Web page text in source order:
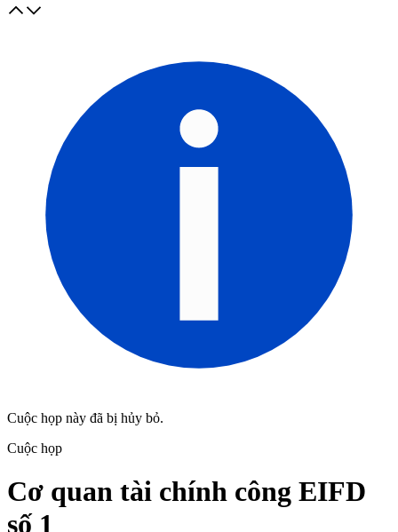
Cuộc họp này đã bị hủy bỏ.
Cuộc họp
Cơ quan tài chính công EIFD
số 1